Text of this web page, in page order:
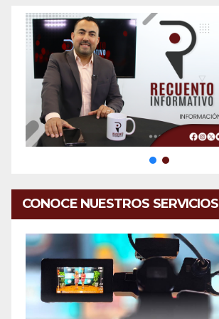
CONOCE NUESTROS SERVICIOS